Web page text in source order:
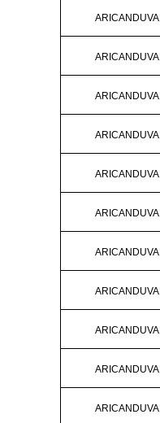
ARICANDUVA
ARICANDUVA
ARICANDUVA
ARICANDUVA
ARICANDUVA
ARICANDUVA
ARICANDUVA
ARICANDUVA
ARICANDUVA
ARICANDUVA
ARICANDUVA